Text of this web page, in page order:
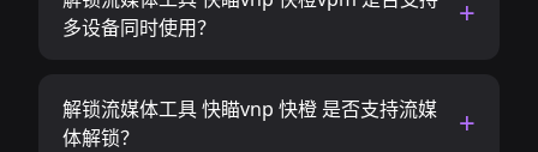
多设备同时使用？
解锁流媒体工具 快瞄vnp 快橙 是否支持流媒
体解锁？